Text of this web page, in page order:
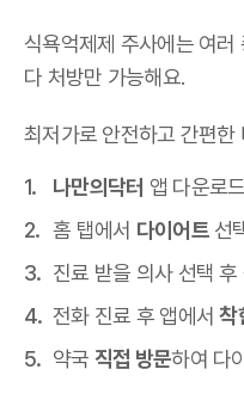
식욕억제제 주사에는 여
다 처방만 가능해요.
최저가로 안전하고 간편한
나만의닥터 앱 다운로드
홈 탭에서 다이어트선
진료 받을 의사 선택
전화 진료 후 앱에서착
약국 직접 방문하여 다